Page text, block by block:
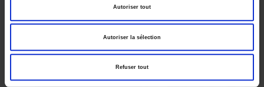
Autoriser tout
Autoriser la sélection
Refuser tout